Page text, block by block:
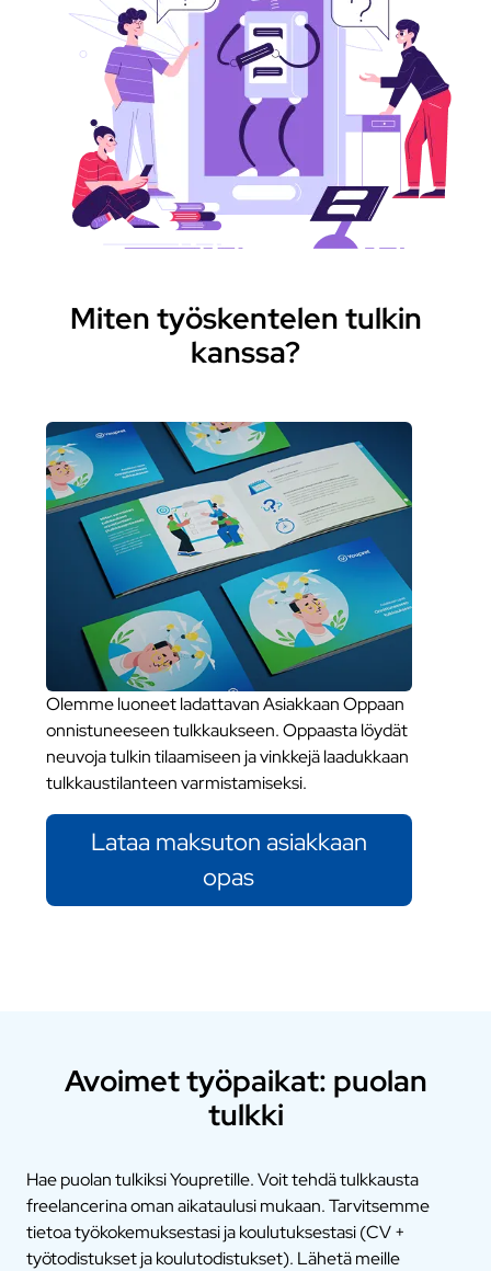
Miten työskentelen tulkin
kanssa?
Olemme luoneet ladattavan Asiakkaan Oppaan
onnistuneeseen tulkkaukseen. Oppaasta löydät
neuvoja tulkin tilaamiseen ja vinkkejä laadukkaan
tulkkaustilanteen varmistamiseksi.
Lataa maksuton asiakkaan
opas
Avoimet työpaikat: puolan
tulkki
Hae puolan tulkiksi Youpretille. Voit tehdä tulkkausta
freelancerina oman aikataulusi mukaan. Tarvitsemme
tietoa työkokemuksestasi ja koulutuksestasi (CV +
työtodistukset ja koulutodistukset). Lähetä meille